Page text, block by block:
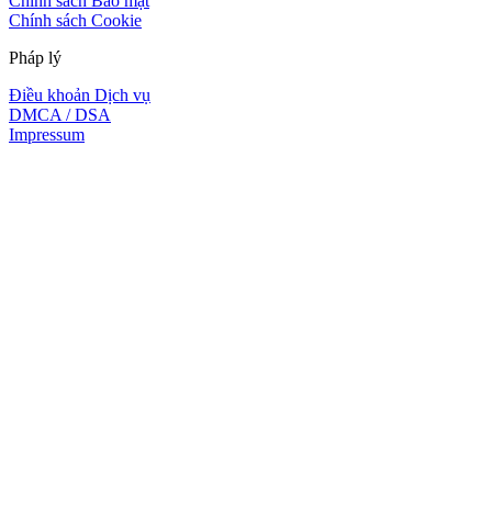
Chính sách Cookie
Pháp lý
Điều khoản Dịch vụ
DMCA / DSA
Impressum